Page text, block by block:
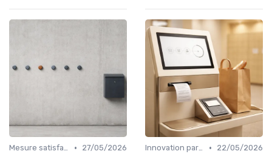
Mesure satisfaction •
27/05/2026
Innovation parcours client •
22/05/2026